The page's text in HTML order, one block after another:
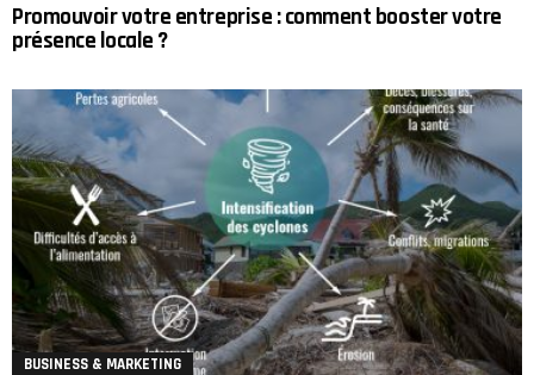
Promouvoir votre entreprise : comment booster votre
présence locale ?
BUSINESS & MARKETING